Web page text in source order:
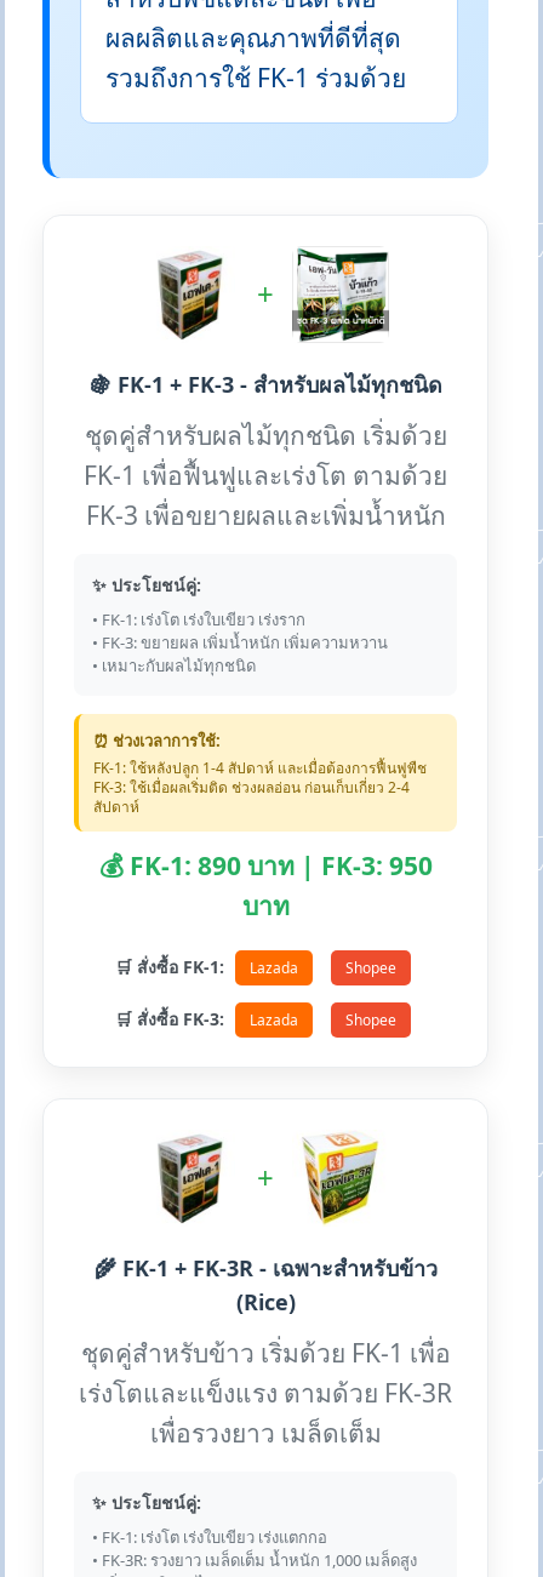
ผลผลิตและคุณภาพที่ดีที่สุด
รวมถึงการใช้ FK-1 ร่วมด้วย
+
🍇 FK-1 + FK-3 - สำหรับผลไม้ทุกชนิด
ชุดคู่สำหรับผลไม้ทุกชนิด เริ่มด้วย
FK-1 เพื่อฟื้นฟูและเร่งโต ตามด้วย
FK-3 เพื่อขยายผลและเพิ่มน้ำหนัก
✨ ประโยชน์คู่:
• FK-1: เร่งโต เร่งใบเขียว เร่งราก
• FK-3: ขยายผล เพิ่มน้ำหนัก เพิ่มความหวาน
• เหมาะกับผลไม้ทุกชนิด
⏰ ช่วงเวลาการใช้:
FK-1: ใช้หลังปลูก 1-4 สัปดาห์ และเมื่อต้องการฟื้นฟูพืช
FK-3: ใช้เมื่อผลเริ่มติด ช่วงผลอ่อน ก่อนเก็บเกี่ยว 2-4
สัปดาห์
💰 FK-1: 890 บาท | FK-3: 950
บาท
🛒 สั่งซื้อ FK-1: Lazada Shopee
🛒 สั่งซื้อ FK-3: Lazada Shopee
+
🌾 FK-1 + FK-3R - เฉพาะสำหรับข้าว
(Rice)
ชุดคู่สำหรับข้าว เริ่มด้วย FK-1 เพื่อ
เร่งโตและแข็งแรง ตามด้วย FK-3R
เพื่อรวงยาว เมล็ดเต็ม
✨ ประโยชน์คู่:
• FK-1: เร่งโต เร่งใบเขียว เร่งแตกกอ
• FK-3R: รวงยาว เมล็ดเต็ม น้ำหนัก 1,000 เมล็ดสูง